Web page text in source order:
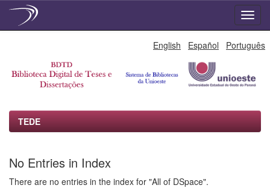
English Español Português
TEDE
No Entries in Index
There are no entries in the index for "All of DSpace".